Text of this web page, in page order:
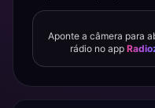
Aponte a câmera para
rádio no app